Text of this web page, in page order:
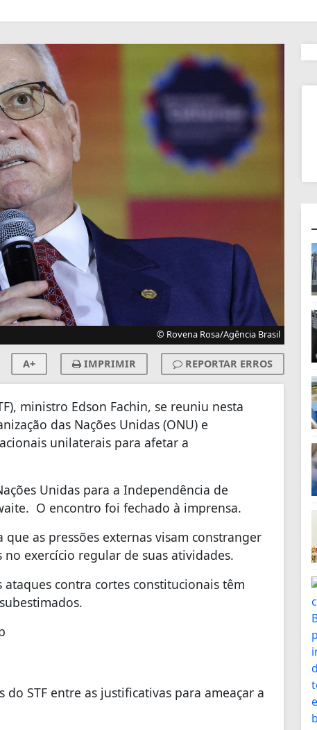
© Rovena Rosa/Agência Brasil
A+ IMPRIMIR REPORTAR ERROS
ministro Edson Fachin, se reuniu nesta
das Nações Unidas (ONU) e
unilaterais para afetar a
Unidas para a Independência de
O encontro foi fechado à imprensa.
as pressões externas visam constranger
exercício regular de suas atividades.
contra cortes constitucionais têm
STF entre as justificativas para ameaçar a